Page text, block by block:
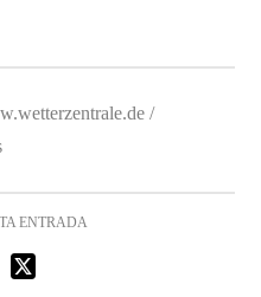
/
ENTRADA